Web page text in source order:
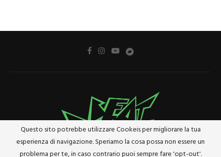
Questo sito potrebbe utilizzare Cookeis per migliorare la tua
esperienza di navigazione. Speriamo la cosa possa non essere un
problema per te, in caso contrario puoi sempre fare 'opt-out'.